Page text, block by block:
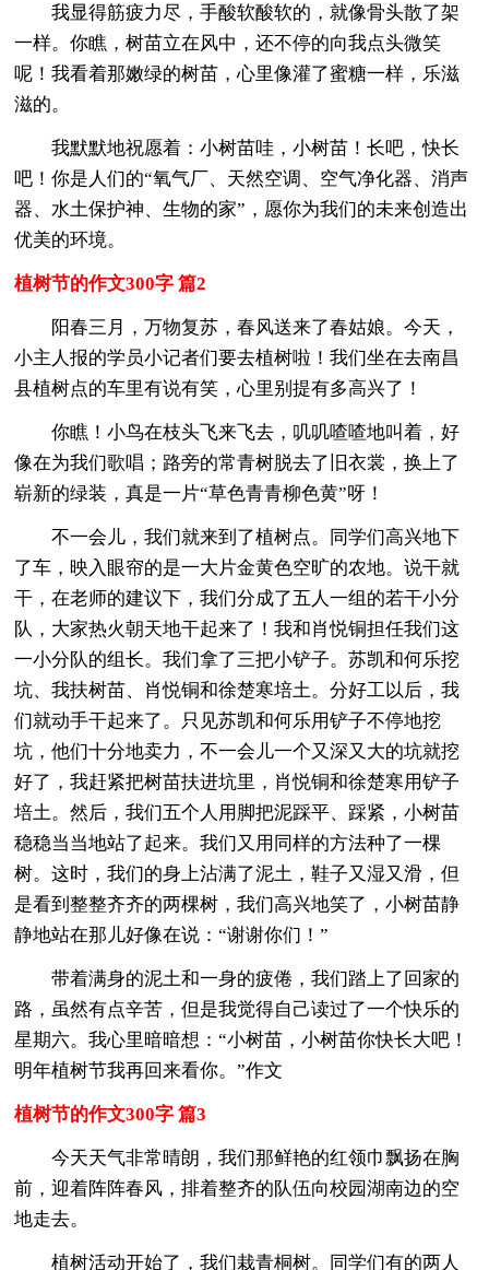
我显得筋疲力尽，手酸软酸软的，就像骨头散了架
一样。你瞧，树苗立在风中，还不停的向我点头微笑
呢！我看着那嫩绿的树苗，心里像灌了蜜糖一样，乐滋
滋的。
我默默地祝愿着：小树苗哇，小树苗！长吧，快长
吧！你是人们的“氧气厂、天然空调、空气净化器、消声
器、水土保护神、生物的家”，愿你为我们的未来创造出
优美的环境。
植树节的作文300字 篇2
阳春三月，万物复苏，春风送来了春姑娘。今天，
小主人报的学员小记者们要去植树啦！我们坐在去南昌
县植树点的车里有说有笑，心里别提有多高兴了！
你瞧！小鸟在枝头飞来飞去，叽叽喳喳地叫着，好
像在为我们歌唱；路旁的常青树脱去了旧衣裳，换上了
崭新的绿装，真是一片“草色青青柳色黄”呀！
不一会儿，我们就来到了植树点。同学们高兴地下
了车，映入眼帘的是一大片金黄色空旷的农地。说干就
干，在老师的建议下，我们分成了五人一组的若干小分
队，大家热火朝天地干起来了！我和肖悦铜担任我们这
一小分队的组长。我们拿了三把小铲子。苏凯和何乐挖
坑、我扶树苗、肖悦铜和徐楚寒培土。分好工以后，我
们就动手干起来了。只见苏凯和何乐用铲子不停地挖
坑，他们十分地卖力，不一会儿一个又深又大的坑就挖
好了，我赶紧把树苗扶进坑里，肖悦铜和徐楚寒用铲子
培土。然后，我们五个人用脚把泥踩平、踩紧，小树苗
稳稳当当地站了起来。我们又用同样的方法种了一棵
树。这时，我们的身上沾满了泥土，鞋子又湿又滑，但
是看到整整齐齐的两棵树，我们高兴地笑了，小树苗静
静地站在那儿好像在说：“谢谢你们！”
带着满身的泥土和一身的疲倦，我们踏上了回家的
路，虽然有点辛苦，但是我觉得自己读过了一个快乐的
星期六。我心里暗暗想：“小树苗，小树苗你快长大吧！
明年植树节我再回来看你。”作文
植树节的作文300字 篇3
今天天气非常晴朗，我们那鲜艳的红领巾飘扬在胸
前，迎着阵阵春风，排着整齐的队伍向校园湖南边的空
地走去。
植树活动开始了，我们栽青桐树。同学们有的两人